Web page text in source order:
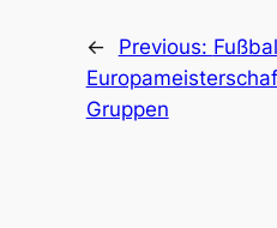
← Previous:
Gruppen